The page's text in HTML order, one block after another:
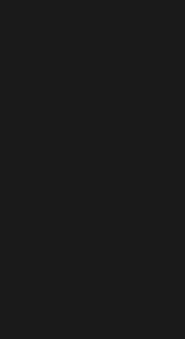
ventana)
ventana)